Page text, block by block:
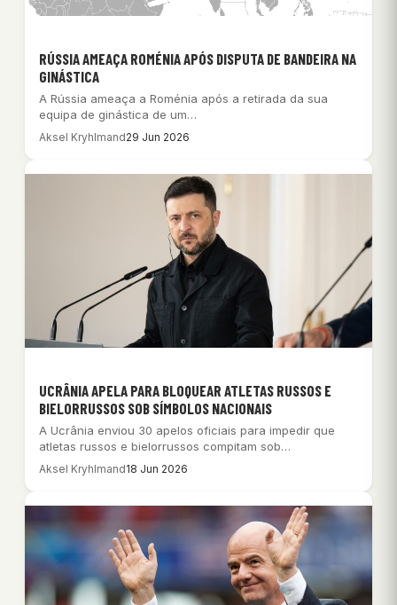
RÚSSIA AMEAÇA ROMÉNIA APÓS DISPUTA DE BANDEIRA NA
GINÁSTICA
A Rússia ameaça a Roménia após a retirada da sua
equipa de ginástica de um…
Aksel Kryhlmand29 Jun 2026
UCRÂNIA APELA PARA BLOQUEAR ATLETAS RUSSOS E
BIELORRUSSOS SOB SÍMBOLOS NACIONAIS
A Ucrânia enviou 30 apelos oficiais para impedir que
atletas russos e bielorrussos compitam sob…
Aksel Kryhlmand18 Jun 2026